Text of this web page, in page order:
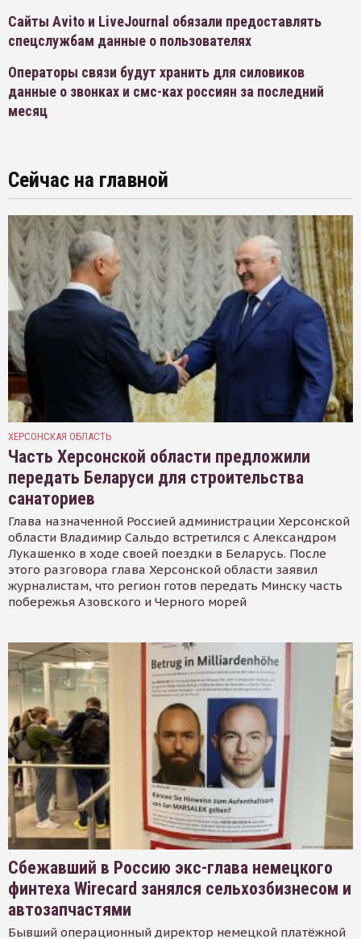
Сайты Avito и LiveJournal обязали предоставлять
спецслужбам данные о пользователях
Операторы связи будут хранить для силовиков
данные о звонках и смс-ках россиян за последний
месяц
Сейчас на главной
ХЕРСОНСКАЯ ОБЛАСТЬ
Часть Херсонской области предложили
передать Беларуси для строительства
санаториев
Глава назначенной Россией администрации Херсонской
области Владимир Сальдо встретился с Александром
Лукашенко в ходе своей поездки в Беларусь. После
этого разговора глава Херсонской области заявил
журналистам, что регион готов передать Минску часть
побережья Азовского и Черного морей
Сбежавший в Россию экс-глава немецкого
финтеха Wirecard занялся сельхозбизнесом и
автозапчастями
Бывший операционный директор немецкой платёжной